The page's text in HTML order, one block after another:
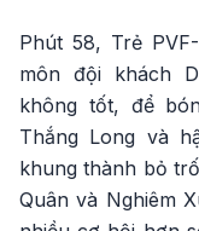
Phút 58, Trẻ
môn đội khách
không tốt, để
Thắng Long và
khung thành bỏ
Quân và Nghiêm